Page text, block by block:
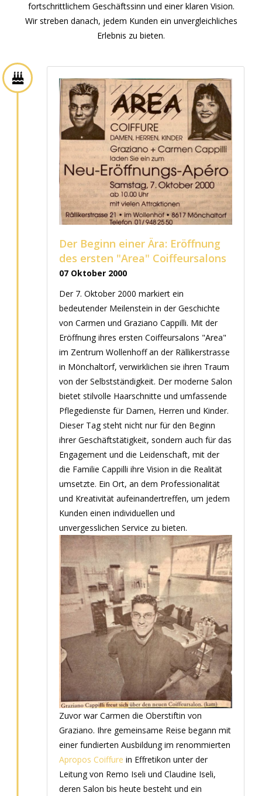
fortschrittlichem Geschäftssinn und einer klaren Vision.
Wir streben danach, jedem Kunden ein unvergleichliches
Erlebnis zu bieten.
Der Beginn einer Ära: Eröffnung
des ersten "Area" Coiffeursalons
07 Oktober 2000
Der 7. Oktober 2000 markiert ein
bedeutender Meilenstein in der Geschichte
von Carmen und Graziano Cappilli. Mit der
Eröffnung ihres ersten Coiffeursalons "Area"
im Zentrum Wollenhoff an der Rällikerstrasse
in Mönchaltorf, verwirklichen sie ihren Traum
von der Selbstständigkeit. Der moderne Salon
bietet stilvolle Haarschnitte und umfassende
Pflegedienste für Damen, Herren und Kinder.
Dieser Tag steht nicht nur für den Beginn
ihrer Geschäftstätigkeit, sondern auch für das
Engagement und die Leidenschaft, mit der
die Familie Cappilli ihre Vision in die Realität
umsetzte. Ein Ort, an dem Professionalität
und Kreativität aufeinandertreffen, um jedem
Kunden einen individuellen und
unvergesslichen Service zu bieten.
Zuvor war Carmen die Oberstiftin von
Graziano. Ihre gemeinsame Reise begann mit
einer fundierten Ausbildung im renommierten
Apropos Coiffure in Effretikon unter der
Leitung von Remo Iseli und Claudine Iseli,
deren Salon bis heute besteht und ein